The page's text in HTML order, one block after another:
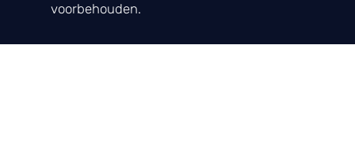
voorbehouden.